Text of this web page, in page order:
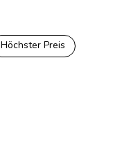
Höchster Preis